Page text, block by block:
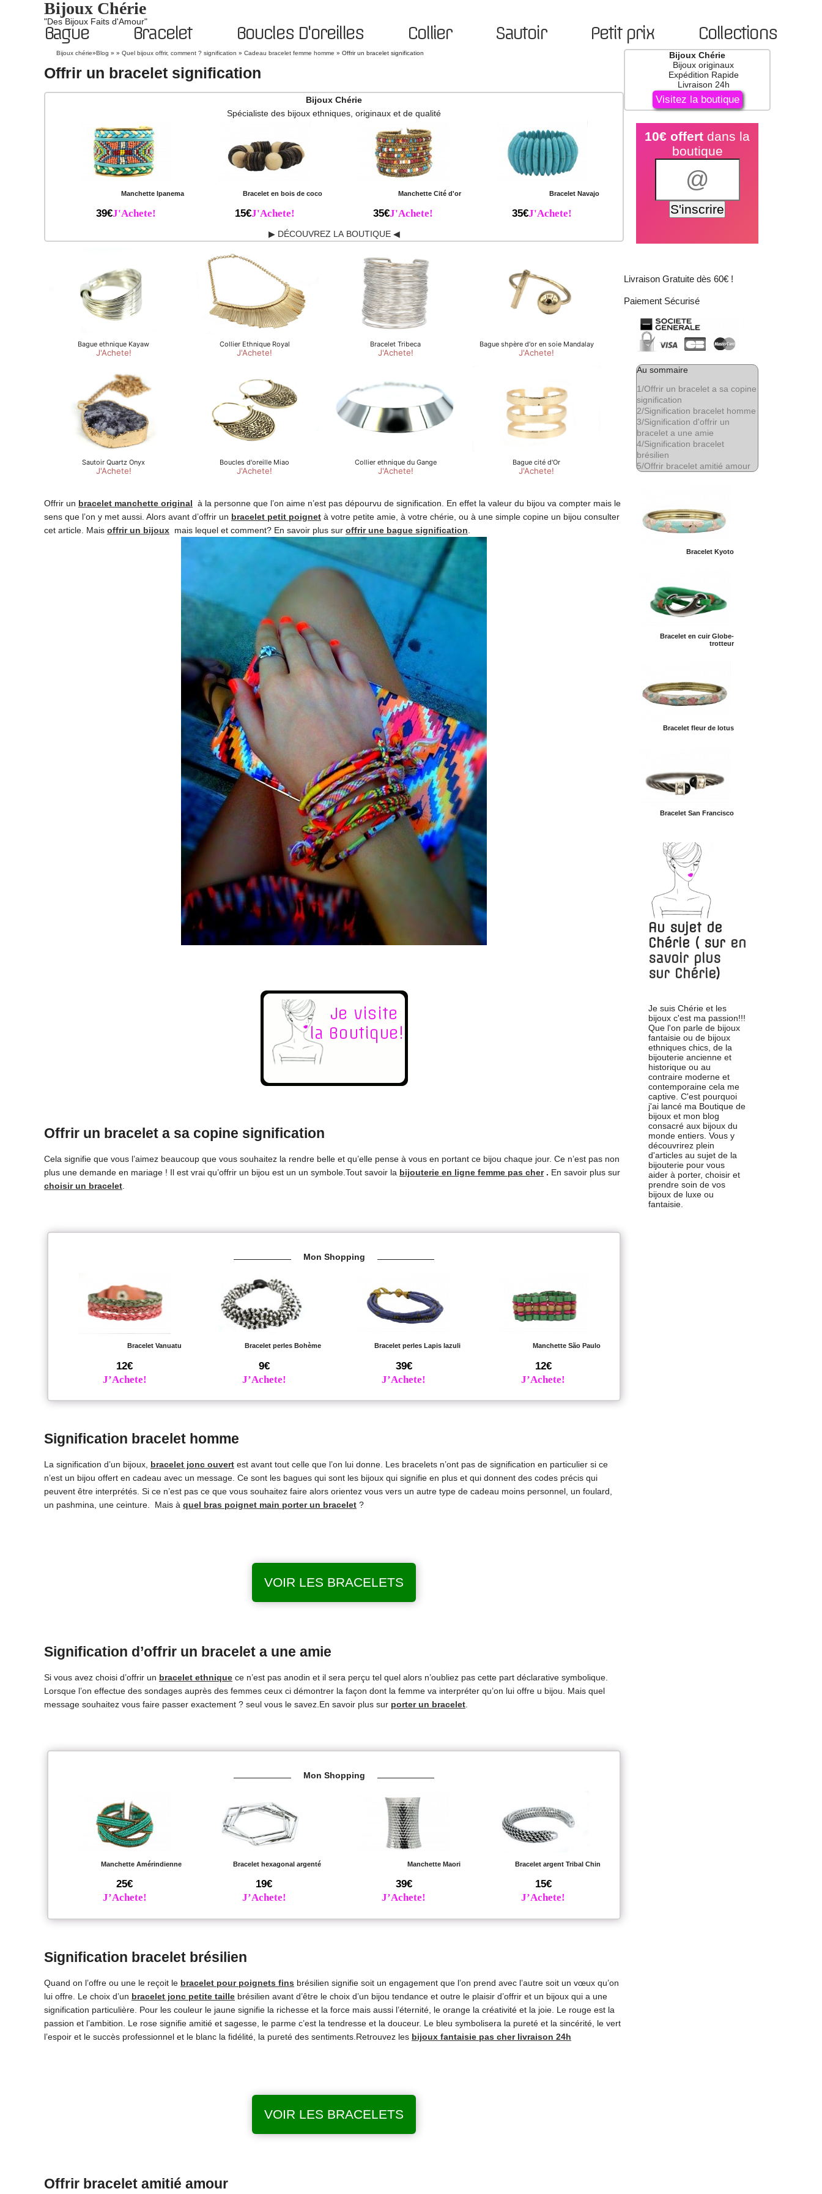
Bijoux Chérie
"Des Bijoux Faits d'Amour"
Bague Bracelet Boucles D'oreilles Collier Sautoir Petit prix Collections
Bijoux chérie»Blog » » Quel bijoux offrir, comment ? signification » Cadeau bracelet femme homme » Offrir un bracelet signification
Offrir un bracelet signification
Bijoux Chérie
Spécialiste des bijoux ethniques, originaux et de qualité
Manchette Ipanema
39€J'Achete!
Bracelet en bois de coco
15€J'Achete!
Manchette Cité d'or
35€J'Achete!
Bracelet Navajo
35€J'Achete!
▶ DÉCOUVREZ LA BOUTIQUE ◀
Offrir un bracelet manchette original à la personne que l’on aime n’est pas dépourvu de signification. En effet la valeur du bijou va compter mais le
sens que l’on y met aussi. Alors avant d’offrir un bracelet petit poignet à votre petite amie, à votre chérie, ou à une simple copine un bijou consulter
cet article. Mais offrir un bijoux mais lequel et comment? En savoir plus sur offrir une bague signification.
Offrir un bracelet a sa copine signification
Cela signifie que vous l’aimez beaucoup que vous souhaitez la rendre belle et qu’elle pense à vous en portant ce bijou chaque jour. Ce n’est pas non
plus une demande en mariage ! Il est vrai qu’offrir un bijou est un un symbole.Tout savoir la bijouterie en ligne femme pas cher. En savoir plus sur
choisir un bracelet.
Mon Shopping
Bracelet Vanuatu
12€
J’Achete!
Bracelet perles Bohème
9€
J’Achete!
Bracelet perles Lapis lazuli
39€
J’Achete!
Manchette São Paulo
12€
J’Achete!
Signification bracelet homme
La signification d’un bijoux, bracelet jonc ouvert est avant tout celle que l’on lui donne. Les bracelets n’ont pas de signification en particulier si ce
n’est un bijou offert en cadeau avec un message. Ce sont les bagues qui sont les bijoux qui signifie en plus et qui donnent des codes précis qui
peuvent être interprétés. Si ce n’est pas ce que vous souhaitez faire alors orientez vous vers un autre type de cadeau moins personnel, un foulard,
un pashmina, une ceinture. Mais à quel bras poignet main porter un bracelet ?
VOIR LES BRACELETS
Signification d’offrir un bracelet a une amie
Si vous avez choisi d’offrir un bracelet ethnique ce n’est pas anodin et il sera perçu tel quel alors n’oubliez pas cette part déclarative symbolique.
Lorsque l’on effectue des sondages auprès des femmes ceux ci démontrer la façon dont la femme va interpréter qu’on lui offre u bijou. Mais quel
message souhaitez vous faire passer exactement ? seul vous le savez.En savoir plus sur porter un bracelet
Mon Shopping
Manchette Amérindienne
25€
J’Achete!
Bracelet hexagonal argenté
19€
J’Achete!
Manchette Maori
39€
J’Achete!
Bracelet argent Tribal Chin
15€
J’Achete!
Signification bracelet brésilien
Quand on l’offre ou une le reçoit le bracelet pour poignets fins brésilien signifie soit un engagement que l’on prend avec l’autre soit un vœux qu’on
lui offre. Le choix d’un bracelet jonc petite taille brésilien avant d’être le choix d’un bijou tendance et outre le plaisir d’offrir et un bijoux qui a une
signification particulière. Pour les couleur le jaune signifie la richesse et la force mais aussi l’éternité, le orange la créativité et la joie. Le rouge est la
passion et l’ambition. Le rose signifie amitié et sagesse, le parme c’est la tendresse et la douceur. Le bleu symbolisera la pureté et la sincérité, le vert
l’espoir et le succès professionnel et le blanc la fidélité, la pureté des sentiments.Retrouvez les bijoux fantaisie pas cher livraison 24h
VOIR LES BRACELETS
Offrir bracelet amitié amour
Bijoux Chérie
Bijoux originaux
Expédition Rapide
Livraison 24h
Visitez la boutique
10€ offert dans la
boutique
Livraison Gratuite dès 60€ !
Paiement Sécurisé
Au sommaire
1/Offrir un bracelet a sa copine
signification
2/Signification bracelet homme
3/Signification d'offrir un
bracelet a une amie
4/Signification bracelet
brésilien
5/Offrir bracelet amitié amour
Bracelet Kyoto
Bracelet en cuir Globe-
trotteur
Bracelet fleur de lotus
Bracelet San Francisco
Au sujet de
Chérie ( sur en
savoir plus
sur Chérie)
Je suis Chérie et les
bijoux c'est ma passion!!!
Que l'on parle de bijoux
fantaisie ou de bijoux
ethniques chics, de la
bijouterie ancienne et
historique ou au
contraire moderne et
contemporaine cela me
captive. C'est pourquoi
j'ai lancé ma Boutique de
bijoux et mon blog
consacré aux bijoux du
monde entiers. Vous y
découvrirez plein
d'articles au sujet de la
bijouterie pour vous
aider à porter, choisir et
prendre soin de vos
bijoux de luxe ou
fantaisie.